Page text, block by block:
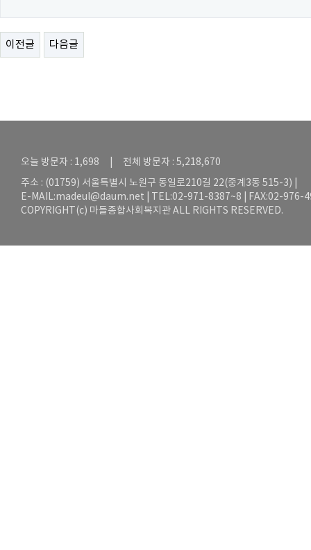
이전글 다음글
오늘 방문자 : 1,698 | 전체 방문자 : 5,218,670
주소 : (01759) 서울특별시 노원구 동일로210길 22(중계3동 515-3) |
E-MAIL:madeul@daum.net | TEL:02-971-8387~8 | FAX:02-976-
COPYRIGHT(c) 마들종합사회복지관 ALL RIGHTS RESERVED.